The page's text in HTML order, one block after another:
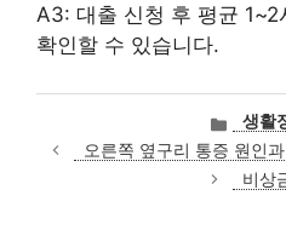
A3: 대출 신청 후 평균
확인할 수 있습니다.
카
테
고
리
생활
오른쪽 옆구리 통증 원인
비상